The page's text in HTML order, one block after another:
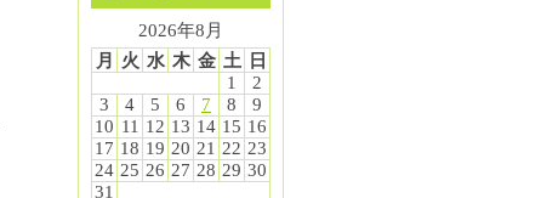
2026年8月
月
火 水 木 金 土
日
1
2
3
4 5 6 7 8
9
10 11 12 13 14 15 16
17 18 19 20 21 22 23
24 25 26 27 28 29 30
31